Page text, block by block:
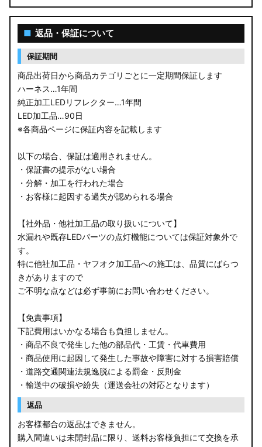
■ 返品・保証について
保証期間
商品出荷日から商品カテゴリごとに一定期間保証します
ハーネス…1年間
純正加工LEDリフレクター…1年間
LED加工品…90日
※各商品ページに保証内容を記載します
以下の場合、保証は適用されません。
・保証書の提示がない場合
・分解・加工を行われた場合
・お客様に起因する過失が認められる場合
【社外品・他社加工品の取り扱いについて】
水漏れや既存LEDパーツの点灯機能については保証対象外で
す。
特に他社加工品・ヤフオク加工品への施工は、品質にばらつ
きがありますので
ご不明な点などは必ず事前にお問い合わせください。
【免責事項】
下記費用はいかなる場合も負担しません。
・商品不良で発生した他の部品代・工賃・代車費用
・商品使用に起因して発生した事故や障害に対する損害賠償
・道路交通関連法規逸脱による罰金・反則金
・輸送中の破損や紛失（運送会社の対応となります）
返品
お客様都合の返品はできません。
購入間違いは未開封品に限り、送料お客様負担にて交換を承